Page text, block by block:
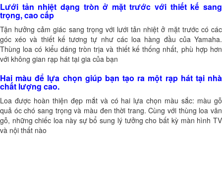
Lưới tản nhiệt dạng tròn ở mặt trước với thiết kế sang
trọng, cao cấp
Tận hưởng cảm giác sang trọng với lưới tản nhiệt ở mặt trước có các
góc xéo và thiết kế tương tự như các loa hàng đầu của Yamaha.
Thùng loa có kiểu dáng tròn trịa và thiết kế thống nhất, phù hợp hơn
với không gian rạp hát tại gia của bạn
Hai màu để lựa chọn giúp bạn tạo ra một rạp hát tại nhà
chất lượng cao.
Loa được hoàn thiện đẹp mắt và có hai lựa chọn màu sắc: màu gỗ
quả óc chó sang trọng và màu đen thời trang. Cùng với thùng loa vân
gỗ, những chiếc loa này sự bổ sung lý tưởng cho bất kỳ màn hình TV
và nội thất nào